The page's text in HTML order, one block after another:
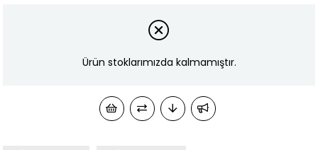
Ürün stoklarımızda kalmamıştır.